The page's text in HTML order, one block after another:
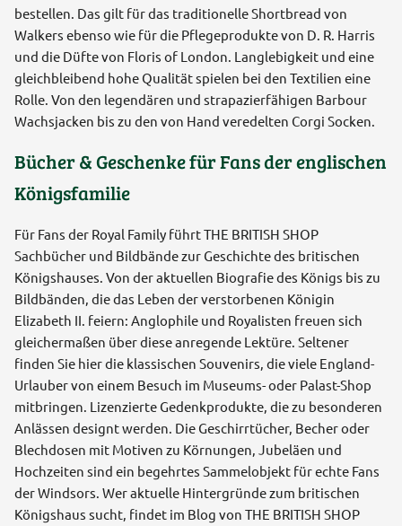
bestellen. Das gilt für das traditionelle Shortbread von
Walkers ebenso wie für die Pflegeprodukte von D. R. Harris
und die Düfte von Floris of London. Langlebigkeit und eine
gleichbleibend hohe Qualität spielen bei den Textilien eine
Rolle. Von den legendären und strapazierfähigen Barbour
Wachsjacken bis zu den von Hand veredelten Corgi Socken.
Bücher & Geschenke für Fans der englischen
Königsfamilie
Für Fans der Royal Family führt THE BRITISH SHOP
Sachbücher und Bildbände zur Geschichte des britischen
Königshauses. Von der aktuellen Biografie des Königs bis zu
Bildbänden, die das Leben der verstorbenen Königin
Elizabeth II. feiern: Anglophile und Royalisten freuen sich
gleichermaßen über diese anregende Lektüre. Seltener
finden Sie hier die klassischen Souvenirs, die viele England-
Urlauber von einem Besuch im Museums- oder Palast-Shop
mitbringen. Lizenzierte Gedenkprodukte, die zu besonderen
Anlässen designt werden. Die Geschirrtücher, Becher oder
Blechdosen mit Motiven zu Körnungen, Jubeläen und
Hochzeiten sind ein begehrtes Sammelobjekt für echte Fans
der Windsors. Wer aktuelle Hintergründe zum britischen
Königshaus sucht, findet im Blog von THE BRITISH SHOP